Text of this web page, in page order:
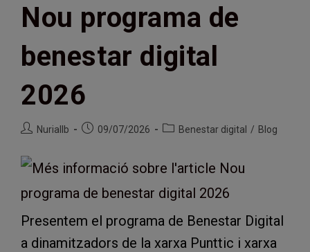
Nou programa de
benestar digital
2026
Autor
l'entrada:
Nuriallb
Entrada09/07/2026
Categoria
Benestar digital / Blog
Presentem el programa de Benestar Digital
a dinamitzadors de la xarxa Punttic i xarxa